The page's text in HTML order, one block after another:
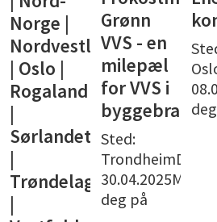
Norge |
Nordvestlandet
| Oslo |
Rogaland
|
Sørlandet
|
Trøndelag
|
Grønn
VVS - en
milepæl
for VVS i
Sted:
TrondheimDato:
30.04.2025Meld
deg på